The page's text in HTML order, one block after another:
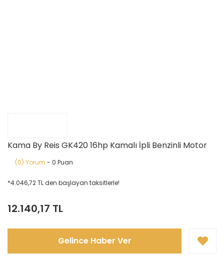
Kama By Reis GK420 16hp Kamalı İpli Benzinli Motor
(0) Yorum - 0 Puan
*4.046,72 TL den başlayan taksitlerle!
12.140,17 TL
Gelince Haber Ver